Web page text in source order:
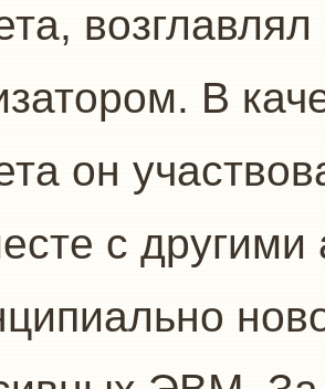
В
он
с